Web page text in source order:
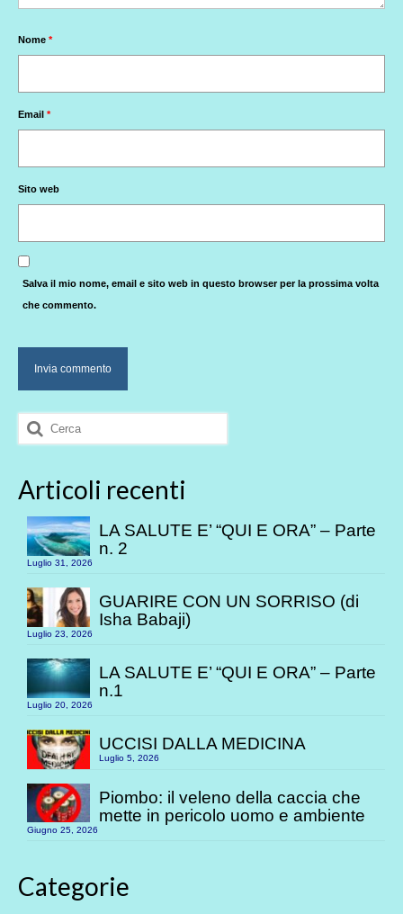
Nome *
Email *
Sito web
Salva il mio nome, email e sito web in questo browser per la prossima volta
che commento.
Cerca:
Articoli recenti
LA SALUTE E’ “QUI E ORA” – Parte
n. 2
Luglio 31, 2026
GUARIRE CON UN SORRISO (di
Isha Babaji)
Luglio 23, 2026
LA SALUTE E’ “QUI E ORA” – Parte
n.1
Luglio 20, 2026
UCCISI DALLA MEDICINA
Luglio 5, 2026
Piombo: il veleno della caccia che
mette in pericolo uomo e ambiente
Giugno 25, 2026
Categorie